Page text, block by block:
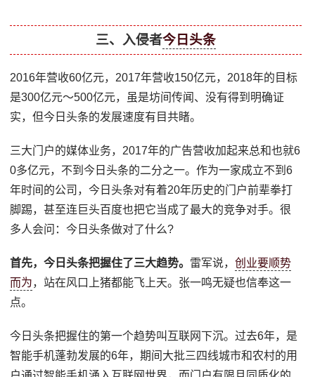
三、入侵者今日头条
2016年营收60亿元，2017年营收150亿元，2018年的目标
是300亿元～500亿元，虽是坊间传闻、没有得到明确证
实，但今日头条的发展速度有目共睹。
三大门户的媒体业务，2017年的广告营收加起来总和也就6
0多亿元，不到今日头条的二分之一。作为一家成立不到6
年时间的公司，今日头条对有着20年历史的门户前辈拳打
脚踢，甚至连巨头百度也把它当成了最大的竞争对手。很
多人会问：今日头条做对了什么?
首先，今日头条把握住了三大趋势。 雷军说，创业要顺势
而为，站在风口上猪都能飞上天。张一鸣无疑也信奉这一
点。
今日头条把握住的第一个趋势叫互联网下沉。过去6年，是
智能手机蓬勃发展的6年，期间大批三四线城市和农村的用